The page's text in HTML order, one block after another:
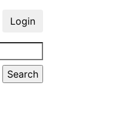
Login